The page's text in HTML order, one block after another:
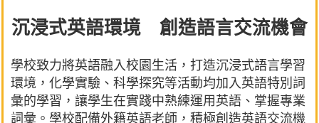
沉浸式英語環境 創造語言交流機會
學校致力將英語融入校園生活，打造沉浸式語言學習
環境，化學實驗、科學探究等活動均加入英語特別詞
彙的學習，讓學生在實踐中熟練運用英語、掌握專業
詞彙。學校配備外籍英語老師，積極創造英語交流機